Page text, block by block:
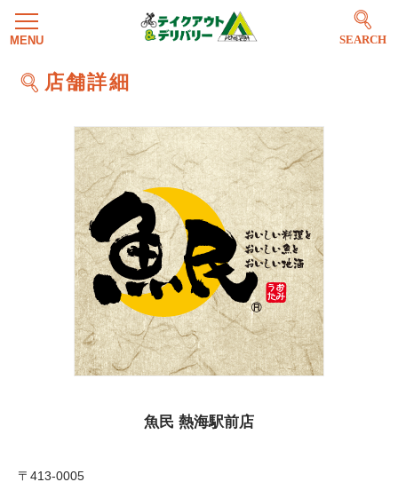
SEARCH
店舗詳細
魚民 熱海駅前店
〒413-0005